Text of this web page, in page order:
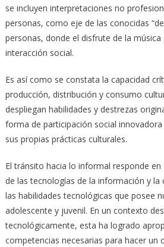
se incluyen interpretaciones no
personas, como eje de las conocidas
personas, donde el disfrute de la música
interacción social.
Es así como se constata la capacidad
producción, distribución y consumo
despliegan habilidades y destrezas
forma de participación social
sus propias prácticas culturales.
El tránsito hacia lo informal responde en
de las tecnologías de la información y la
las habilidades tecnológicas que posee
adolescente y juvenil. En un contexto
tecnológicamente, esta ha logrado
competencias necesarias para hacer un